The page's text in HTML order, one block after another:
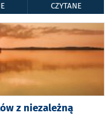
CZYTANE
z niezależną